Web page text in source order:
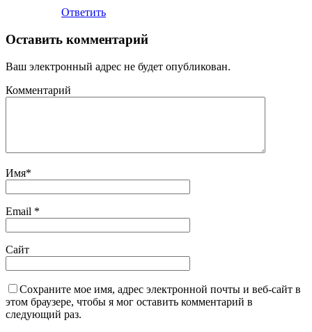
Ответить
Оставить комментарий
Ваш электронный адрес не будет опубликован.
Комментарий
Имя*
Email *
Сайт
Сохраните мое имя, адрес электронной почты и веб-сайт в
этом браузере, чтобы я мог оставить комментарий в
следующий раз.